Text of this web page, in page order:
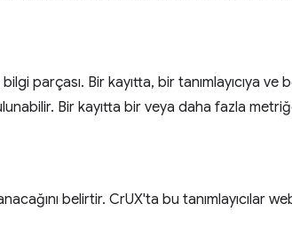
parçası. Bir kayıtta, bir tanımlayıcıya ve
Bir kayıtta bir veya daha fazla
belirtir. CrUX'ta bu tanımlayıcılar